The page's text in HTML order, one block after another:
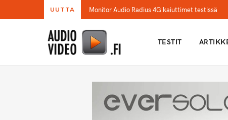
UUTTA Monitor Audio Radius 4G kaiuttimet testissä
TESTIT